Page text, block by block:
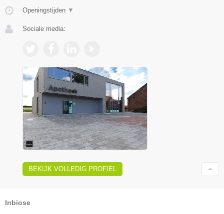
Openingstijden ▼
Sociale media:
BEKIJK VOLLEDIG PROFIEL
Inbiose